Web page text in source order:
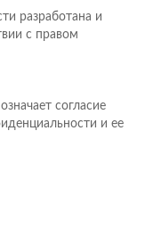
разработана и
с правом
согласие
и ее